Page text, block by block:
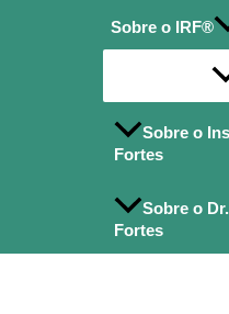
Sobre o IRF®
Sobre o
Fortes
Sobre o
Fortes